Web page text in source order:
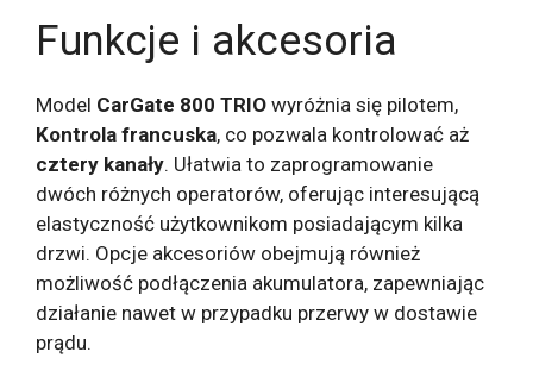
Funkcje i akcesoria
Model CarGate 800 TRIO wyróżnia się pilotem,
Kontrola francuska, co pozwala kontrolować aż
cztery kanały. Ułatwia to zaprogramowanie
dwóch różnych operatorów, oferując interesującą
elastyczność użytkownikom posiadającym kilka
drzwi. Opcje akcesoriów obejmują również
możliwość podłączenia akumulatora, zapewniając
działanie nawet w przypadku przerwy w dostawie
prądu.